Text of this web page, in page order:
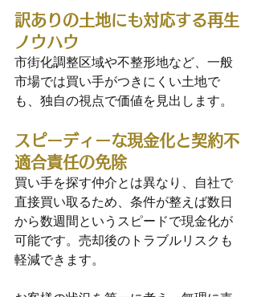
訳ありの土地にも対応する再生
ノウハウ
市街化調整区域や不整形地など、一般
市場では買い手がつきにくい土地で
も、独自の視点で価値を見出します。
スピーディーな現金化と契約不
適合責任の免除
買い手を探す仲介とは異なり、自社で
直接買い取るため、条件が整えば数日
から数週間というスピードで現金化が
可能です。売却後のトラブルリスクも
軽減できます。